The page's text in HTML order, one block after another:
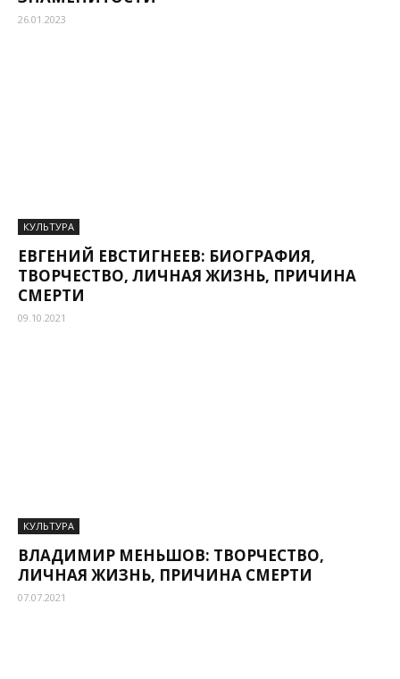
26.01.2023
КУЛЬТУРА
ЕВГЕНИЙ ЕВСТИГНЕЕВ: БИОГРАФИЯ,
ТВОРЧЕСТВО, ЛИЧНАЯ ЖИЗНЬ, ПРИЧИНА
СМЕРТИ
09.10.2021
КУЛЬТУРА
ВЛАДИМИР МЕНЬШОВ: ТВОРЧЕСТВО,
ЛИЧНАЯ ЖИЗНЬ, ПРИЧИНА СМЕРТИ
07.07.2021